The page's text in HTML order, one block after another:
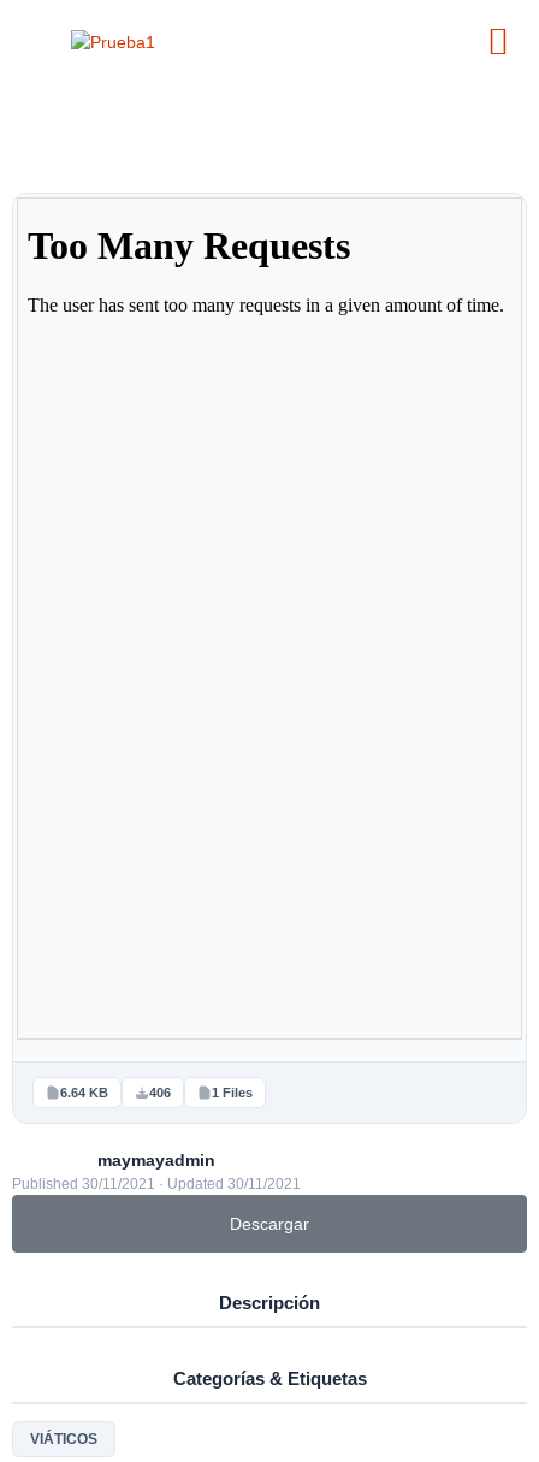
6.64 KB 406 1 Files
maymayadmin
Published 30/11/2021 · Updated 30/11/2021
Descargar
Descripción
Categorías & Etiquetas
VIÁTICOS